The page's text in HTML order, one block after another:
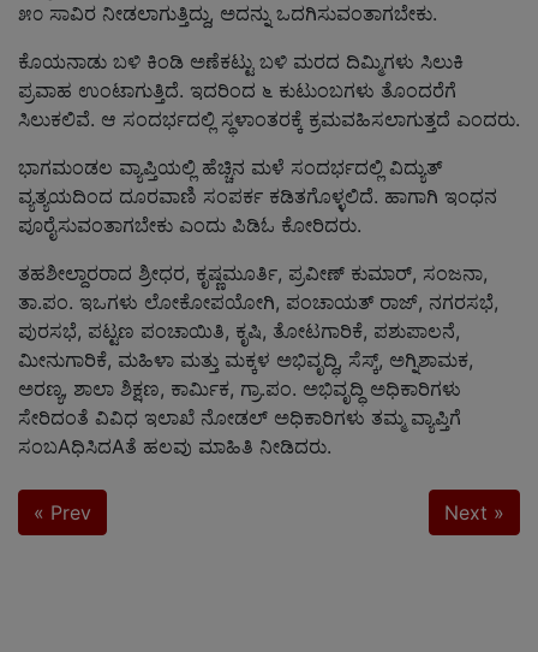
೫೦ ಸಾವಿರ ನೀಡಲಾಗುತ್ತಿದ್ದು, ಅದನ್ನು ಒದಗಿಸುವಂತಾಗಬೇಕು.
ಕೊಯನಾಡು ಬಳಿ ಕಿಂಡಿ ಅಣೆಕಟ್ಟು ಬಳಿ ಮರದ ದಿಮ್ಮಿಗಳು ಸಿಲುಕಿ
ಪ್ರವಾಹ ಉಂಟಾಗುತ್ತಿದೆ. ಇದರಿಂದ ೬ ಕುಟುಂಬಗಳು ತೊಂದರೆಗೆ
ಸಿಲುಕಲಿವೆ. ಆ ಸಂದರ್ಭದಲ್ಲಿ ಸ್ಥಳಾಂತರಕ್ಕೆ ಕ್ರಮವಹಿಸಲಾಗುತ್ತದೆ ಎಂದರು.
ಭಾಗಮಂಡಲ ವ್ಯಾಪ್ತಿಯಲ್ಲಿ ಹೆಚ್ಚಿನ ಮಳೆ ಸಂದರ್ಭದಲ್ಲಿ ವಿದ್ಯುತ್
ವ್ಯತ್ಯಯದಿಂದ ದೂರವಾಣಿ ಸಂಪರ್ಕ ಕಡಿತಗೊಳ್ಳಲಿದೆ. ಹಾಗಾಗಿ ಇಂಧನ
ಪೂರೈಸುವಂತಾಗಬೇಕು ಎಂದು ಪಿಡಿಓ ಕೋರಿದರು.
ತಹಶೀಲ್ದಾರರಾದ ಶ್ರೀಧರ, ಕೃಷ್ಣಮೂರ್ತಿ, ಪ್ರವೀಣ್ ಕುಮಾರ್, ಸಂಜನಾ,
ತಾ.ಪಂ. ಇಒಗಳು ಲೋಕೋಪಯೋಗಿ, ಪಂಚಾಯತ್ ರಾಜ್, ನಗರಸಭೆ,
ಪುರಸಭೆ, ಪಟ್ಟಣ ಪಂಚಾಯಿತಿ, ಕೃಷಿ, ತೋಟಗಾರಿಕೆ, ಪಶುಪಾಲನೆ,
ಮೀನುಗಾರಿಕೆ, ಮಹಿಳಾ ಮತ್ತು ಮಕ್ಕಳ ಅಭಿವೃದ್ಧಿ, ಸೆಸ್ಕ್, ಅಗ್ನಿಶಾಮಕ,
ಅರಣ್ಯ, ಶಾಲಾ ಶಿಕ್ಷಣ, ಕಾರ್ಮಿಕ, ಗ್ರಾ.ಪಂ. ಅಭಿವೃದ್ಧಿ ಅಧಿಕಾರಿಗಳು
ಸೇರಿದಂತೆ ವಿವಿಧ ಇಲಾಖೆ ನೋಡಲ್ ಅಧಿಕಾರಿಗಳು ತಮ್ಮ ವ್ಯಾಪ್ತಿಗೆ
ಸಂಬAಧಿಸಿದAತೆ ಹಲವು ಮಾಹಿತಿ ನೀಡಿದರು.
« Prev Next »